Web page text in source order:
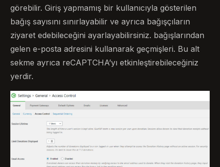
görebilir. Giriş yapmamış bir kullanıcıyla gösterilen
bağış sayısını sınırlayabilir ve ayrıca bağışçıların
ziyaret edebileceğini ayarlayabilirsiniz. bağışlarından
gelen e-posta adresini kullanarak geçmişleri. Bu alt
sekme ayrıca reCAPTCHA’yı etkinleştirebileceğiniz
yerdir.